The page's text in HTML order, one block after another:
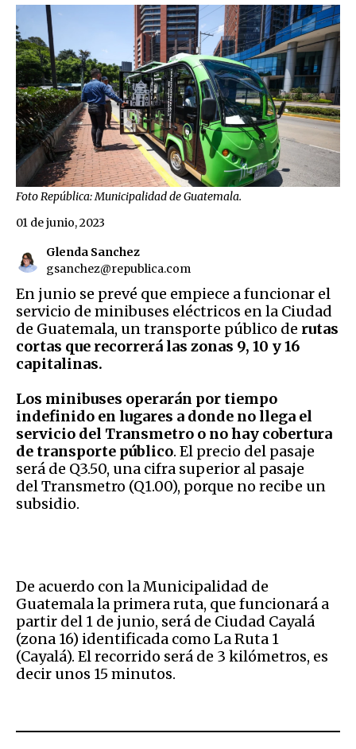
Foto República: Municipalidad de Guatemala.
Glenda Sanchez
gsanchez@republica.com
01 de junio, 2023
En junio se prevé que empiece a funcionar el
servicio de minibuses eléctricos en la Ciudad
de Guatemala, un transporte público de rutas
cortas que recorrerá las zonas 9, 10 y 16
capitalinas.
Los minibuses operarán por tiempo
indefinido en lugares a donde no llega el
servicio del Transmetro o no hay cobertura
de transporte público. El precio del pasaje
será de Q3.50, una cifra superior al pasaje
del Transmetro (Q1.00), porque no recibe un
subsidio.
De acuerdo con la Municipalidad de
Guatemala la primera ruta, que funcionará a
partir del 1 de junio, será de Ciudad Cayalá
(zona 16) identificada como La Ruta 1
(Cayalá). El recorrido será de 3 kilómetros, es
decir unos 15 minutos.